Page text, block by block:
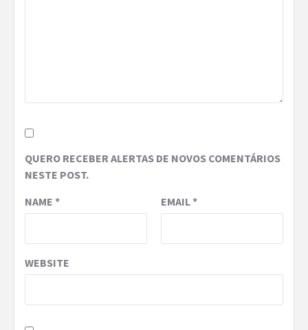
QUERO RECEBER ALERTAS DE NOVOS COMENTÁRIOS
NESTE POST.
NAME * EMAIL*
WEBSITE